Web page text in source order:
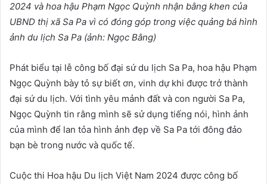
2024 và hoa hậu Phạm Ngọc Quỳnh nhận bằng khen của
UBND thị xã Sa Pa vì có đóng góp trong việc quảng bá hình
ảnh du lịch Sa Pa (ảnh: Ngọc Bằng)
Phát biểu tại lễ công bố đại sứ du lịch Sa Pa, hoa hậu Phạm
Ngọc Quỳnh bày tỏ sự biết ơn, vinh dự khi được trở thành
đại sứ du lịch. Với tình yêu mảnh đất và con người Sa Pa,
Ngọc Quỳnh tin rằng mình sẽ sử dụng tiếng nói, hình ảnh
của mình để lan tỏa hình ảnh đẹp về Sa Pa tới đông đảo
bạn bè trong nước và quốc tế.
Cuộc thi Hoa hậu Du lịch Việt Nam 2024 được công bố